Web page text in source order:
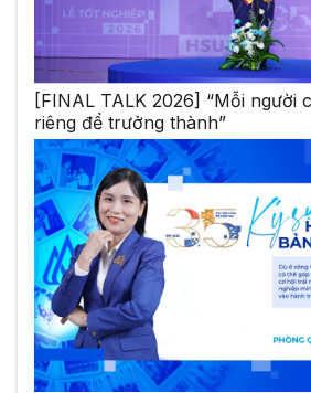
[FINAL TALK 2026] “Mỗi người
riêng để trưởng thành”